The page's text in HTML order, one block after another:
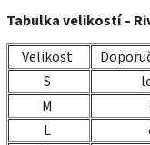
Tabulka velikostí –
Velikost
S
M
L